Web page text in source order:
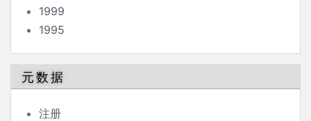
1999
1995
元数据
注册